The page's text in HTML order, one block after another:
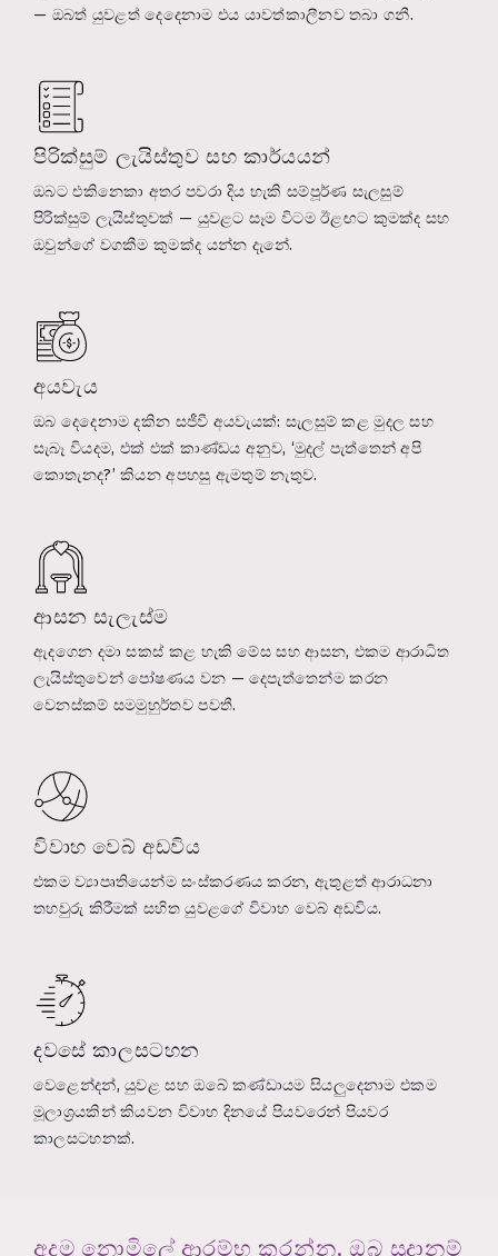
— ඔබත් යුවළත් දෙදෙනාම එය යාවත්කාලීනව තබා ගනී.
පිරික්සුම් ලැයිස්තුව සහ කාර්යයන්
ඔබට එකිනෙකා අතර පවරා දිය හැකි සම්පූර්ණ සැලසුම්
පිරික්සුම් ලැයිස්තුවක් — යුවළට සෑම විටම ඊළඟට කුමක්ද සහ
ඔවුන්ගේ වගකීම කුමක්ද යන්න දැනේ.
අයවැය
ඔබ දෙදෙනාම දකින සජීවී අයවැයක්: සැලසුම් කළ මුදල සහ
සැබෑ වියදම, එක් එක් කාණ්ඩය අනුව, ‘මුදල් පැත්තෙන් අපි
කොතැනද?’ කියන අපහසු ඇමතුම් නැතුව.
ආසන සැලැස්ම
ඇදගෙන දමා සකස් කළ හැකි මේස සහ ආසන, එකම ආරාධිත
ලැයිස්තුවෙන් පෝෂණය වන — දෙපැත්තෙන්ම කරන
වෙනස්කම් සමමුහුර්තව පවතී.
විවාහ වෙබ් අඩවිය
එකම ව්‍යාපෘතියෙන්ම සංස්කරණය කරන, ඇතුළත් ආරාධනා
තහවුරු කිරීමක් සහිත යුවළගේ විවාහ වෙබ් අඩවිය.
දවසේ කාලසටහන
වෙළෙන්දන්, යුවළ සහ ඔබේ කණ්ඩායම සියලුදෙනාම එකම
මූලාශ්‍රයකින් කියවන විවාහ දිනයේ පියවරෙන් පියවර
කාලසටහනක්.
අදම නොමිලේ ආරම්භ කරන්න. ඔබ සූදානම්